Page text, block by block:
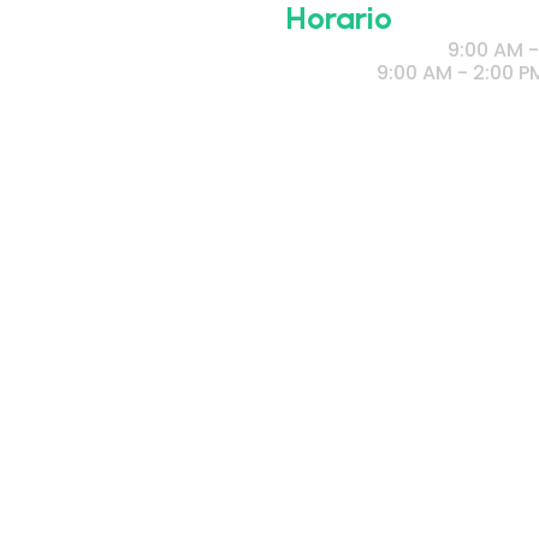
Horario
9:00 AM
9:00 AM - 2:00